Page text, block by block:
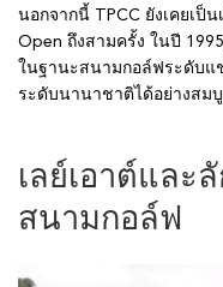
นอกจากนี้ TPCC ยังเคยเป็
Open ถึงสามครั้ง ในปี
ในฐานะสนามกอล์ฟระดับ
ระดับนานาชาติได้อย่างสม
เลย์เอาต์และ
สนามกอล์ฟ